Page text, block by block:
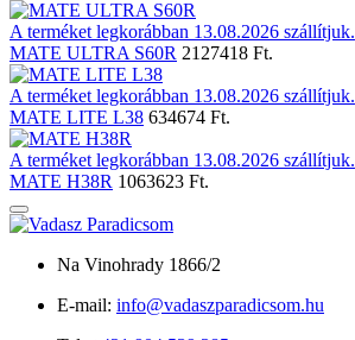
A terméket legkorábban 13.08.2026 szállítjuk.
MATE ULTRA S60R 2127418 Ft.
A terméket legkorábban 13.08.2026 szállítjuk.
MATE LITE L38 634674 Ft.
A terméket legkorábban 13.08.2026 szállítjuk.
MATE H38R 1063623 Ft.
Na Vinohrady 1866/2
E-mail: info@vadaszparadicsom.hu